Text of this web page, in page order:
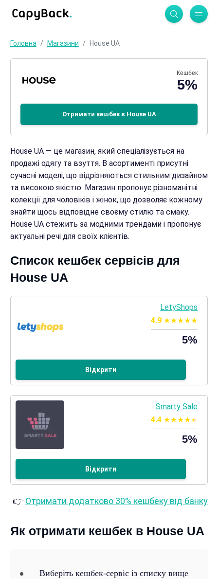
Головна Магазини House UA
Кешбек
5%
Отримати кешбек в House UA
House UA — це магазин, який спеціалізується на
продажі одягу та взуття. В асортименті присутні
сучасні моделі, що відрізняються стильним дизайном
та високою якістю. Магазин пропонує різноманітні
колекції для чоловіків і жінок, що дозволяє кожному
знайти щось відповідне своєму стилю та смаку.
House UA стежить за модними трендами і пропонує
актуальні речі для своїх клієнтів.
Список кешбек сервісів для
House UA
LetyShops
4.9
5%
Відкрити
Smarty Sale
4.4
5%
Відкрити
👉 Отримати додатково 30% кешбеку від банку
Як отримати кешбек в House UA
Виберіть кешбек-сервіс із списку вище